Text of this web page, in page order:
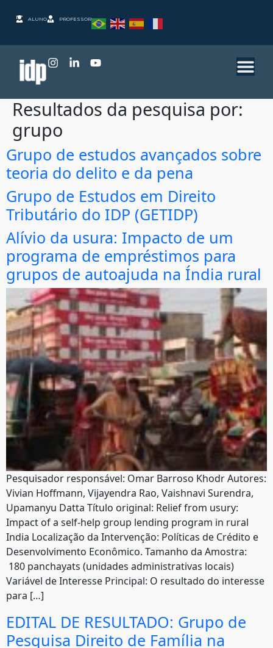
ALUNO PROFESSOR
Resultados da pesquisa por:
grupo
Grupo de estudos avançados sobre
teoria do delito e da pena
Grupo de Estudos em Direito
Tributário do IDP (GETIDP)
Alívio da usura: Impacto de um
programa de empréstimos para
grupos de autoajuda na Índia rural
Pesquisador responsável: Omar Barroso Khodr Autores:
Vivian Hoffmann, Vijayendra Rao, Vaishnavi Surendra,
Upamanyu Datta Título original: Relief from usury:
Impact of a self-help group lending program in rural
India Localização da Intervenção: Políticas de Crédito e
Desenvolvimento Econômico. Tamanho da Amostra:
180 panchayats (unidades administrativas locais)
Variável de Interesse Principal: O resultado do interesse
para […]
EDITAL DE RESULTADO: Grupo de
Pesquisa Direito de Família na